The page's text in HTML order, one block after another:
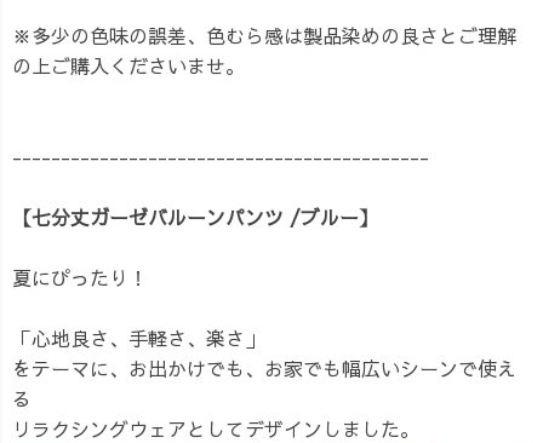
※多少の色味の誤差、色むら感は製品染めの良さとご理解
の上ご購入くださいませ。
-------------------------------------------
【七分丈ガーゼバルーンパンツ /ブルー】
夏にぴったり！
「心地良さ、手軽さ、楽さ」
をテーマに、お出かけでも、お家でも幅広いシーンで使え
る
リラクシングウェアとしてデザインしました。